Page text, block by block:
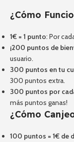
¿Cómo
1€ = 1 punto: Por
¡200 puntos de
usuario.
300 puntos en tu
300 puntos extra.
300 puntos por
más puntos ganas!
¿Cómo
100 puntos = 1€ de